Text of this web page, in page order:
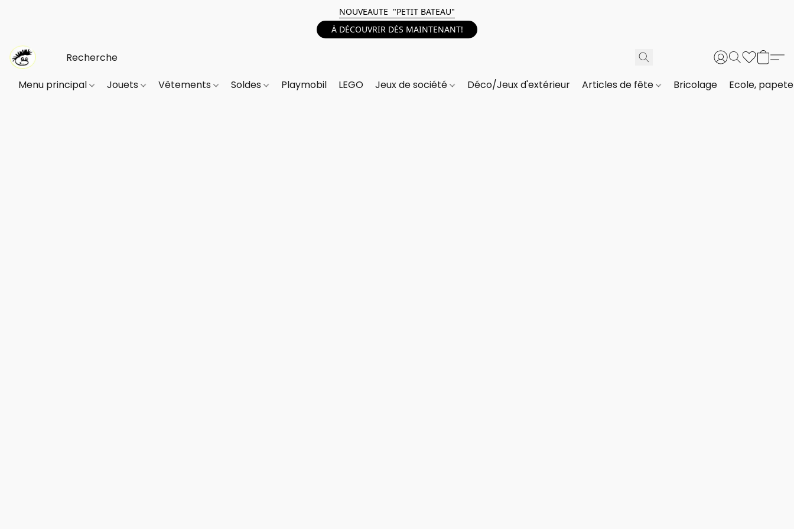
NOUVEAUTE "PETIT BATEAU"
À DÉCOUVRIR DÈS MAINTENANT!
Menu principal Jouets Vêtements Soldes Playmobil LEGO Jeux de société Déco/Jeux d'extérieur Articles de fête Bricolage Ecole,